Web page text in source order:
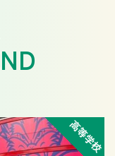
高等学校